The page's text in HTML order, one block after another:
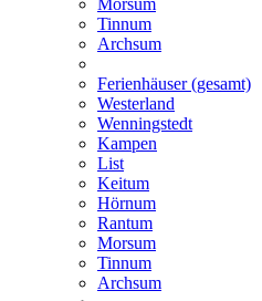
Morsum
Tinnum
Archsum
Ferienhäuser (gesamt)
Westerland
Wenningstedt
Kampen
List
Keitum
Hörnum
Rantum
Morsum
Tinnum
Archsum